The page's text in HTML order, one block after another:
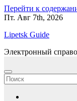
Перейти к
Пт. Авг 7th, 2026
Lipetsk Guide
Электронный